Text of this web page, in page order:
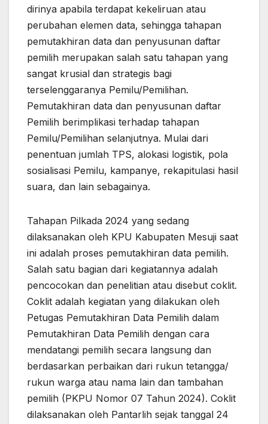
dirinya apabila terdapat kekeliruan atau
perubahan elemen data, sehingga tahapan
pemutakhiran data dan penyusunan daftar
pemilih merupakan salah satu tahapan yang
sangat krusial dan strategis bagi
terselenggaranya Pemilu/Pemilihan.
Pemutakhiran data dan penyusunan daftar
Pemilih berimplikasi terhadap tahapan
Pemilu/Pemilihan selanjutnya. Mulai dari
penentuan jumlah TPS, alokasi logistik, pola
sosialisasi Pemilu, kampanye, rekapitulasi hasil
suara, dan lain sebagainya.
Tahapan Pilkada 2024 yang sedang
dilaksanakan oleh KPU Kabupaten Mesuji saat
ini adalah proses pemutakhiran data pemilih.
Salah satu bagian dari kegiatannya adalah
pencocokan dan penelitian atau disebut coklit.
Coklit adalah kegiatan yang dilakukan oleh
Petugas Pemutakhiran Data Pemilih dalam
Pemutakhiran Data Pemilih dengan cara
mendatangi pemilih secara langsung dan
berdasarkan perbaikan dari rukun tetangga/
rukun warga atau nama lain dan tambahan
pemilih (PKPU Nomor 07 Tahun 2024). Coklit
dilaksanakan oleh Pantarlih sejak tanggal 24